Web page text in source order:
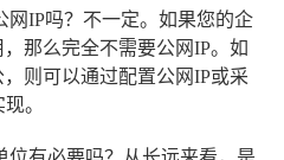
IP吗？ 不一定。如果您的企
那么完全不需要公网IP。如
则可以通过配置公网IP或采
。